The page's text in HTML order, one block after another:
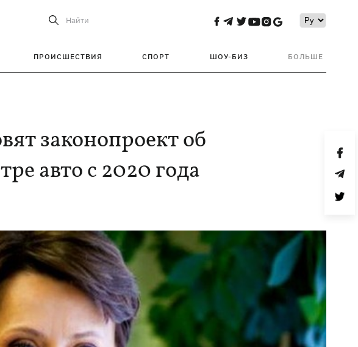
Найти
ПРОИСШЕСТВИЯ СПОРТ ШОУ-БИЗ БОЛЬШЕ
законопроект об
авто с 2020 года